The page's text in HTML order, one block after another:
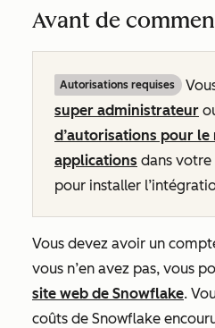
Avant de
Autorisations requises
super administrateur
d’autorisations pour le
applications dans
pour installer
Vous devez avoir un
vous n’en avez pas, vous
site web de Snowflake.
coûts de Snowflake